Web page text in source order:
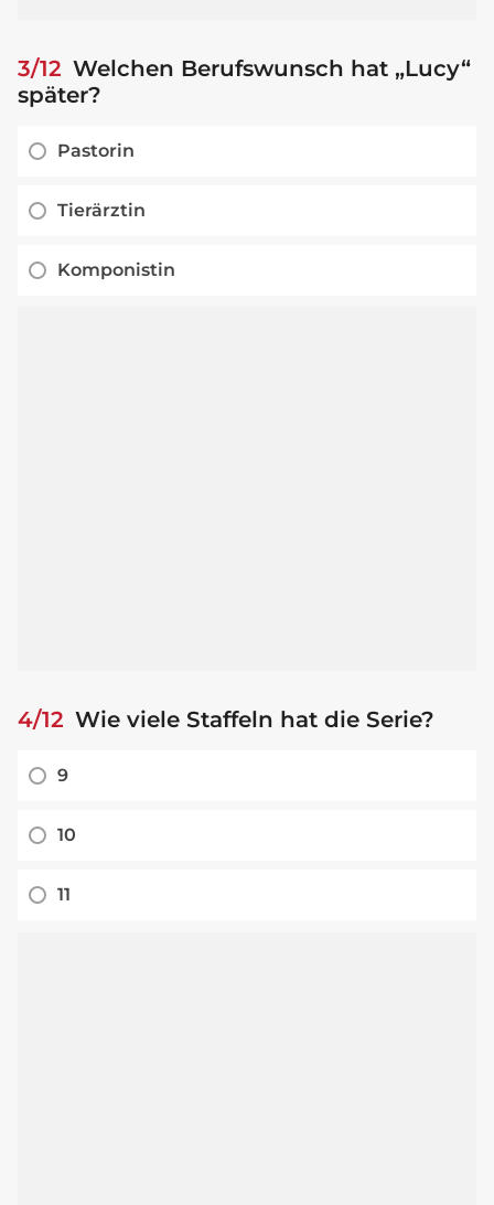
3/12 Welchen Berufswunsch hat „Lucy“
später?
Pastorin
Tierärztin
Komponistin
4/12 Wie viele Staffeln hat die Serie?
9
10
11